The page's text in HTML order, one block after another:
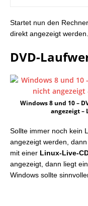
Startet nun den
direkt angezeigt werden.
DVD-
Windows 8 und 10 –
angezeigt
Sollte immer noch kein
angezeigt werden,
mit einer Linux-Live-
angezeigt, dann liegt
Windows sollte